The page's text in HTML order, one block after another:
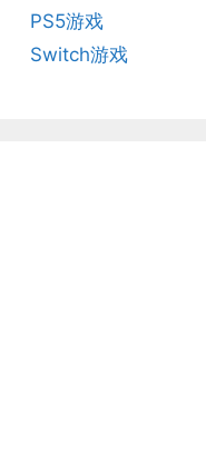
PS5游戏
Switch游戏